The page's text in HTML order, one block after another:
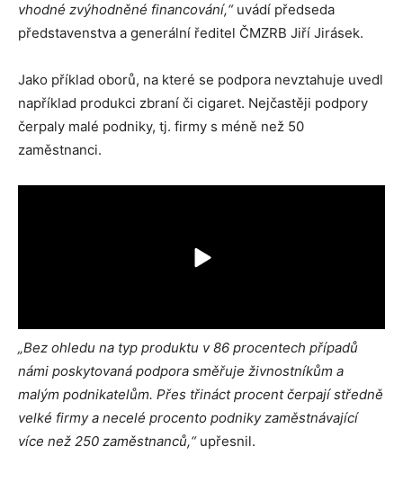
vhodné zvýhodněné financování,“ uvádí předseda
představenstva a generální ředitel ČMZRB Jiří Jirásek.
Jako příklad oborů, na které se podpora nevztahuje uvedl
například produkci zbraní či cigaret. Nejčastěji podpory
čerpaly malé podniky, tj. firmy s méně než 50
zaměstnanci.
„Bez ohledu na typ produktu v 86 procentech případů
námi poskytovaná podpora směřuje živnostníkům a
malým podnikatelům. Přes třináct procent čerpají středně
velké firmy a necelé procento podniky zaměstnávající
více než 250 zaměstnanců,“upřesnil.